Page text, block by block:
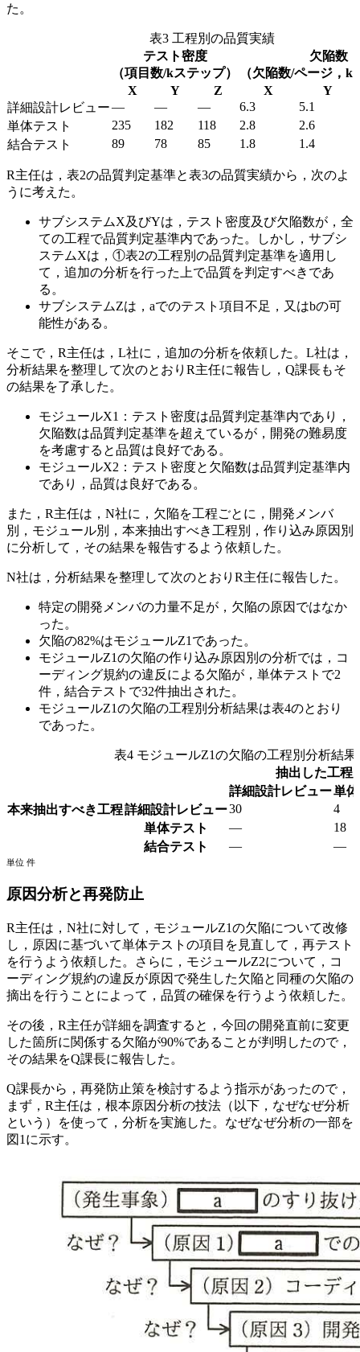
た。
表3 工程別の品質実績
テスト密度
（項目数/kステップ）
欠陥数
（欠陥数/ページ，k
X
Y Z X
Y
詳細設計レビュー— — — 6.3 5.1
単体テスト
235 182 118 2.8 2.6
結合テスト
89 78 85 1.8 1.4
R主任は，表2の品質判定基準と表3の品質実績から，次のよ
うに考えた。
サブシステムX及びYは，テスト密度及び欠陥数が，全
ての工程で品質判定基準内であった。しかし，サブシ
ステムXは， ①表2の工程別の品質判定基準を適用し
て，追加の分析を行った上で品質を判定すべきであ
る。
サブシステムZは， aでのテスト項目不足，又はbの可
能性がある。
そこで，R主任は，L社に，追加の分析を依頼した。L社は，
分析結果を整理して次のとおりR主任に報告し，Q課長もそ
の結果を了承した。
モジュールX1：テスト密度は品質判定基準内であり，
欠陥数は品質判定基準を超えているが，開発の難易度
を考慮すると品質は良好である。
モジュールX2：テスト密度と欠陥数は品質判定基準内
であり，品質は良好である。
また，R主任は，N社に，欠陥を工程ごとに，開発メンバ
別，モジュール別，本来抽出すべき工程別，作り込み原因別
に分析して，その結果を報告するよう依頼した。
N社は，分析結果を整理して次のとおりR主任に報告した。
特定の開発メンバの力量不足が，欠陥の原因ではなか
った。
欠陥の82%はモジュールZ1であった。
モジュールZ1の欠陥の作り込み原因別の分析では，コ
ーディング規約の違反による欠陥が，単体テストで2
件，結合テストで32件抽出された。
モジュールZ1の欠陥の工程別分析結果は表4のとおり
であった。
表4 モジュールZ1の欠陥の工程別分析結果
抽出した工程
詳細設計レビュー単
本来抽出すべき工程詳細設計レビュー30
4
単体テスト
—
18
結合テスト
— —
単位 件
原因分析と再発防止
R主任は，N社に対して，モジュールZ1の欠陥について改修
し，原因に基づいて単体テストの項目を見直して，再テスト
を行うよう依頼した。さらに，モジュールZ2について，コ
ーディング規約の違反が原因で発生した欠陥と同種の欠陥の
摘出を行うことによって，品質の確保を行うよう依頼した。
その後，R主任が詳細を調査すると，今回の開発直前に変更
した箇所に関係する欠陥が90%であることが判明したので，
その結果をQ課長に報告した。
Q課長から，再発防止策を検討するよう指示があったので，
まず，R主任は，根本原因分析の技法（以下，なぜなぜ分析
という）を使って，分析を実施した。なぜなぜ分析の一部を
図1に示す。